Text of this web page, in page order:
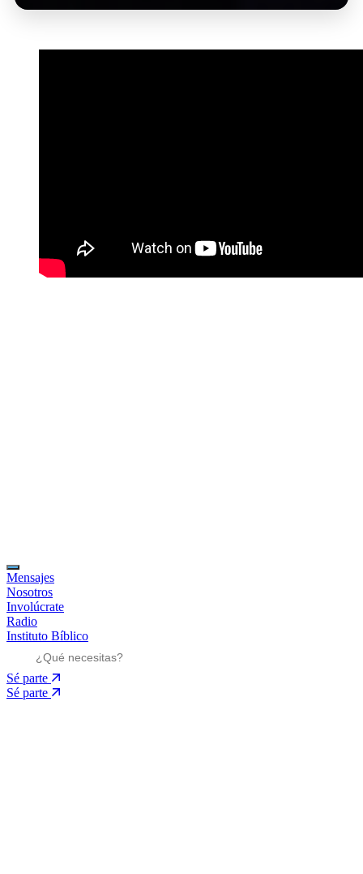
Mensajes
Nosotros
Involúcrate
Radio
Instituto Bíblico
Sé parte
Sé parte